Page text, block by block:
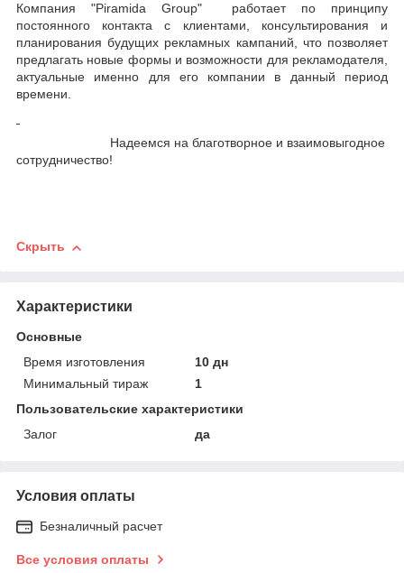
Компания "Piramida Group"
работает по принципу
постоянного контакта с клиентами, консультирования и
планирования будущих рекламных кампаний, что позволяет
предлагать новые формы и возможности для рекламодателя,
актуальные именно для его компании в данный период
времени.
Надеемся на благотворное и взаимовыгодное
сотрудничество!
Скрыть
Характеристики
Основные
Время изготовления
10 дн
Минимальный тираж
1
Пользовательские характеристики
Залог
да
Условия оплаты
Безналичный расчет
Все условия оплаты